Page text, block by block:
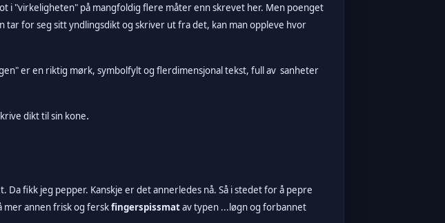
i "virkeligheten" på mangfoldig flere måter enn skrevet her. Men poenget
for seg sitt yndlingsdikt og skriver ut fra det, kan man oppleve hvor
er en riktig mørk, symbolfylt og flerdimensjonal tekst, full av sanheter
dikt til sin kone.
fikk jeg pepper. Kanskje er det annerledes nå. Så i stedet for å pepre
mer annen frisk og ferskfingerspissmatav typen ...løgn og forbannet